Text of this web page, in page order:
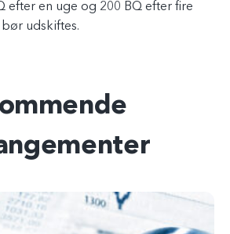
efter en uge og 200 BQ efter fire
bør udskiftes.